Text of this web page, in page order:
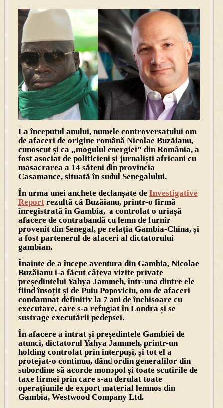
La începutul anului, numele controversatului om
de afaceri de origine română Nicolae Buzăianu,
cunoscut și ca „mogulul energiei” din România, a
fost asociat de politicieni și jurnaliști africani cu
masacrarea a 14 săteni din provincia
Casamance, situată în sudul Senegalului.
În urma unei anchete declanșate de Investigative
Reportrezultă că Buzăianu, printr-o firmă
înregistrată în Gambia, a controlat o uriașă
afacere de contrabandă cu lemn de furnir
provenit din Senegal, pe relația Gambia-China, și
a fost partenerul de afaceri al dictatorului
gambian.
Înainte de a începe aventura din Gambia, Nicolae
Buzăianu i-a făcut câteva vizite private
președintelui Yahya Jammeh, într-una dintre ele
fiind însoțit și de Puiu Popoviciu, om de afaceri
condamnat definitiv la 7 ani de închisoare cu
executare, care s-a refugiat în Londra și se
sustrage executării pedepsei.
În afacere a intrat și președintele Gambiei de
atunci, dictatorul Yahya Jammeh, printr-un
holding controlat prin interpuși, și tot el a
protejat-o continuu, dând ordin generalilor din
subordine să acorde monopol și toate scutirile de
taxe firmei prin care s-au derulat toate
operațiunile de export material lemnos din
Gambia, Westwood Company Ltd.